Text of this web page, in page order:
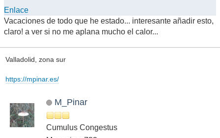
Enlace
Vacaciones de todo que he estado... interesante añadir esto,
claro! a ver si no me aplana mucho el calor...
Valladolid, zona sur
https://mpinar.es/
M_Pinar
Cumulus Congestus